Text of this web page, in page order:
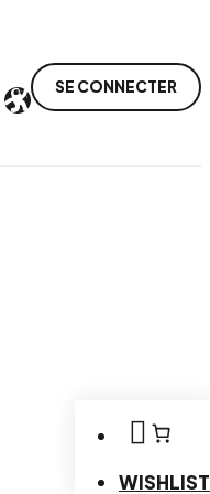
Lien SE CONNECTER
WISHLIST